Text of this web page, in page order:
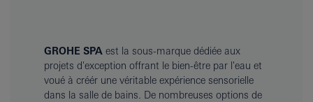
GROHE SPA est la sous-marque dédiée aux
projets d'exception offrant le bien-être par l'eau et
voué à créér une véritable expérience sensorielle
dans la salle de bains. De nombreuses options de